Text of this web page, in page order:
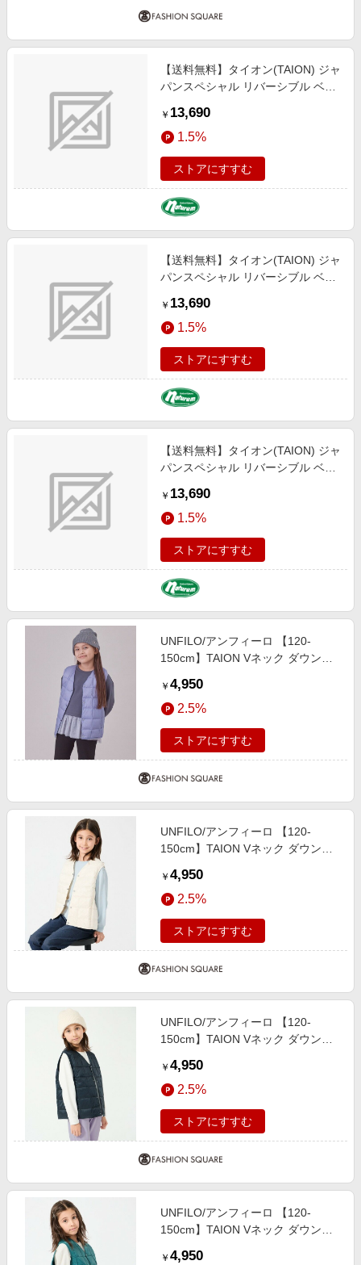
【送料無料】タイオン(TAION) ジャ
パンスペシャル リバーシブル ベト
ＩＧＯ ＤＥＮＩＭ×ＢＬＡＣＫ
TAION-V09JS-2
￥ 13,690
1.5%
ストアにすすむ
【送料無料】タイオン(TAION) ジャ
パンスペシャル リバーシブル ベト
ＰＡＲＤ×ＢＬＡＣＫ TAION-
V09JS-2
￥ 13,690
1.5%
ストアにすすむ
【送料無料】タイオン(TAION) ジャ
パンスペシャル リバーシブル ベト
ＰＡＲＤ×ＢＬＡＣＫ TAION-
V09JS-2
￥ 13,690
1.5%
ストアにすすむ
UNFILO/アンフィーロ 【120-
150cm】TAION Vネック ダウンベ
￥ 4,950
2.5%
ストアにすすむ
UNFILO/アンフィーロ 【120-
150cm】TAION Vネック ダウンベ
￥ 4,950
2.5%
ストアにすすむ
UNFILO/アンフィーロ 【120-
150cm】TAION Vネック ダウンベ
￥ 4,950
2.5%
ストアにすすむ
UNFILO/アンフィーロ 【120-
150cm】TAION Vネック ダウンベ
￥ 4,950